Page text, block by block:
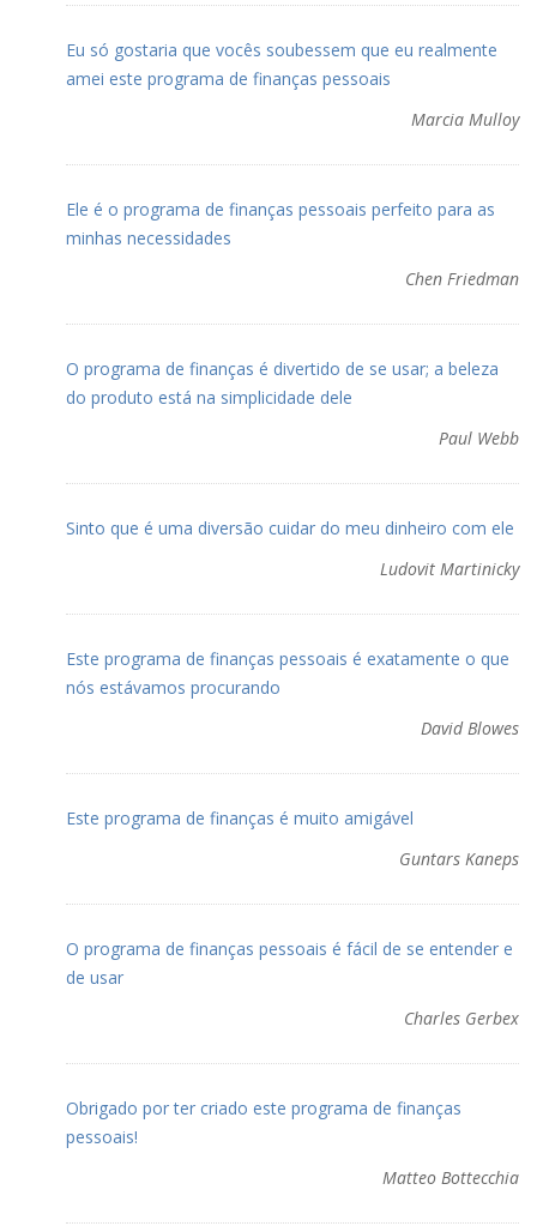
Eu só gostaria que vocês soubessem que eu realmente
amei este programa de finanças pessoais
Marcia Mulloy
Ele é o programa de finanças pessoais perfeito para as
minhas necessidades
Chen Friedman
O programa de finanças é divertido de se usar; a beleza
do produto está na simplicidade dele
Paul Webb
Sinto que é uma diversão cuidar do meu dinheiro com ele
Ludovit Martinicky
Este programa de finanças pessoais é exatamente o que
nós estávamos procurando
David Blowes
Este programa de finanças é muito amigável
Guntars Kaneps
O programa de finanças pessoais é fácil de se entender e
de usar
Charles Gerbex
Obrigado por ter criado este programa de finanças
pessoais!
Matteo Bottecchia